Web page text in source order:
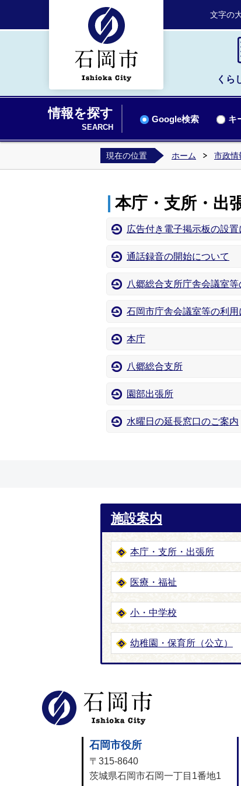
文字の
くら
情報を探す
SEARCH
Google検索 キ
現在の位置 ホーム 市政情
本庁・支所・出
広告付き電子掲示板の設置
通話録音の開始について
八郷総合支所庁舎会議室
石岡市庁舎会議室等の利用
本庁
八郷総合支所
園部出張所
水曜日の延長窓口のご案内
施設案内
本庁・支所・出張所
医療・福祉
小・中学校
幼稚園・保育所（公立）
石岡市役所
〒315-8640
茨城県石岡市石岡一丁目1番地1